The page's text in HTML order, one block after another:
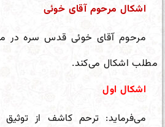
اشکال مرحوم آقای خوئی
مرحوم آقای خوئی قدس سره در
مطلب اشکال می‌کند.
اشکال اول
می‌فرماید: ترحم کاشف از